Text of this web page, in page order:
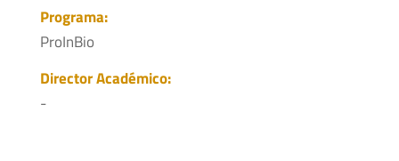
Programa:
ProInBio
Director Académico:
-